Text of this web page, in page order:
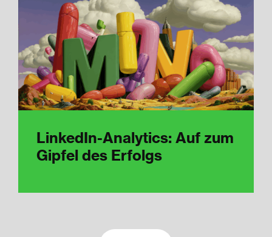
LinkedIn-Analytics: Auf zum
Gipfel des Erfolgs